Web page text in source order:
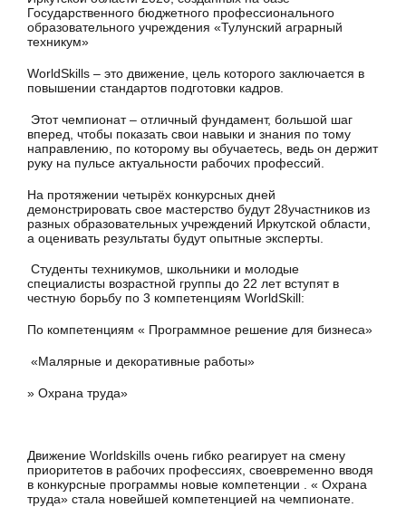
Государственного бюджетного профессионального
образовательного учреждения «Тулунский аграрный
техникум»
WorldSkills – это движение, цель которого заключается в
повышении стандартов подготовки кадров.
Этот чемпионат – отличный фундамент, большой шаг
вперед, чтобы показать свои навыки и знания по тому
направлению, по которому вы обучаетесь, ведь он держит
руку на пульсе актуальности рабочих профессий.
На протяжении четырёх конкурсных дней
демонстрировать свое мастерство будут 28участников из
разных образовательных учреждений Иркутской области,
а оценивать результаты будут опытные эксперты.
Студенты техникумов, школьники и молодые
специалисты возрастной группы до 22 лет вступят в
честную борьбу по 3 компетенциям WorldSkill:
По компетенциям « Программное решение для бизнеса»
«Малярные и декоративные работы»
» Охрана труда»
Движение Worldskills очень гибко реагирует на смену
приоритетов в рабочих профессиях, своевременно вводя
в конкурсные программы новые компетенции . « Охрана
труда» стала новейшей компетенцией на чемпионате.